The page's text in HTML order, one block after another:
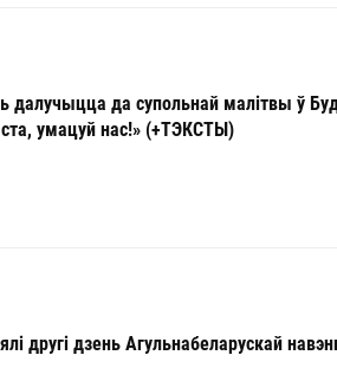
да супольнай малітвы ў
умацуй нас!» (+ТЭКСТЫ)
другі дзень Агульнабеларускай